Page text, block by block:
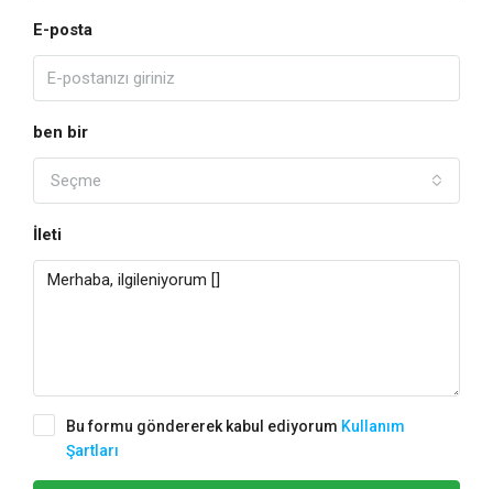
E-posta
ben bir
Seçme
İleti
Bu formu göndererek kabul ediyorum Kullanım
Şartları